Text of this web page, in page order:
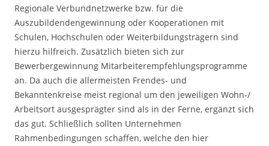
Regionale Verbundnetzwerke bzw. für die
Auszubildendengewinnung oder Kooperationen mit
Schulen, Hochschulen oder Weiterbildungsträgern sind
hierzu hilfreich. Zusätzlich bieten sich zur
Bewerbergewinnung Mitarbeiterempfehlungsprogramme
an. Da auch die allermeisten Frendes- und
Bekanntenkreise meist regional um den jeweiligen Wohn-/
Arbeitsort ausgesprägter sind als in der Ferne, ergänzt sich
das gut. Schließlich sollten Unternehmen
Rahmenbedingungen schaffen, welche den hier